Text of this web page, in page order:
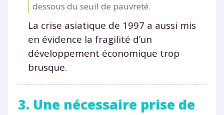
dessous du seuil de pauvreté.
La crise asiatique de 1997 a aussi mis
en évidence la fragilité d’un
développement économique trop
brusque.
3. Une nécessaire prise de